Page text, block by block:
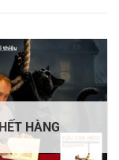
HẾT HÀNG